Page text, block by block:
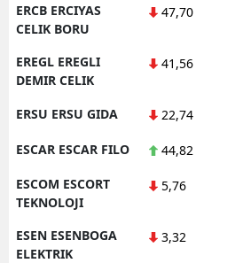
ERCB ERCIYAS
CELIK BORU
47,70
EREGL EREGLI
DEMIR CELIK
41,56
ERSU ERSU GIDA 22,74
ESCAR ESCAR FILO 44,82
ESCOM ESCORT
TEKNOLOJI
5,76
ESEN ESENBOGA
ELEKTRIK
3,32